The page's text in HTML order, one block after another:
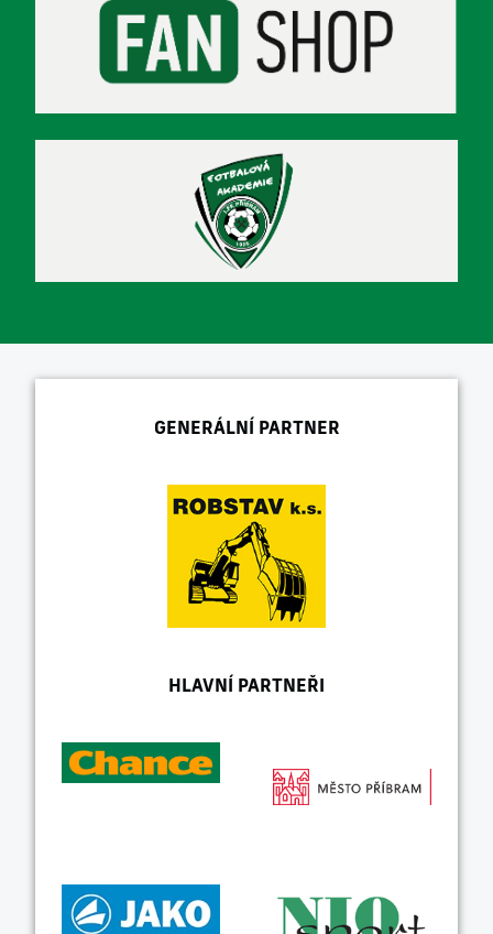
GENERÁLNÍ PARTNER
HLAVNÍ PARTNEŘI